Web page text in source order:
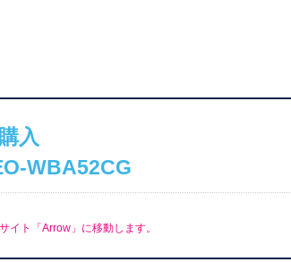
入
WBA52CG
イト「Arrow」に移動します。